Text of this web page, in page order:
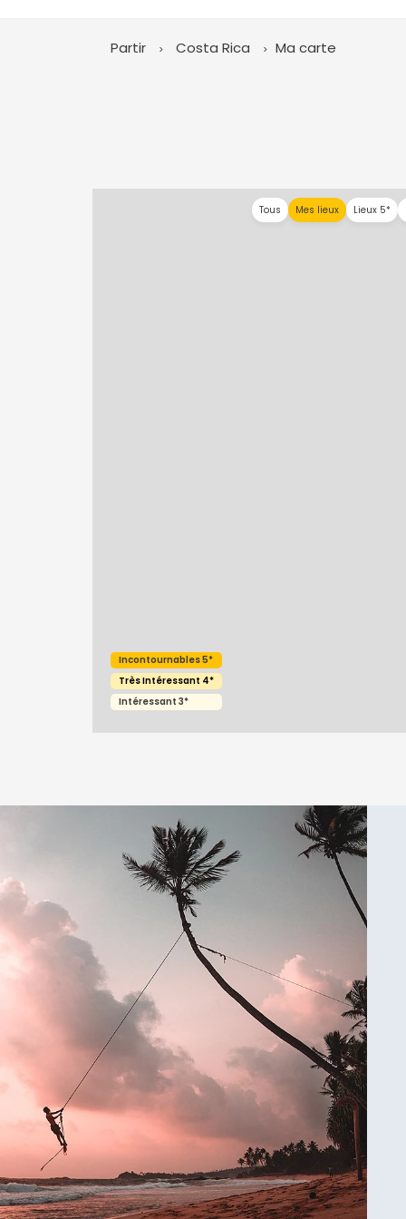
Partir Costa Rica Ma carte
Incontournables 5*
Très Intéressant 4*
Intéressant 3*
Tous Mes lieux Lieux 5*